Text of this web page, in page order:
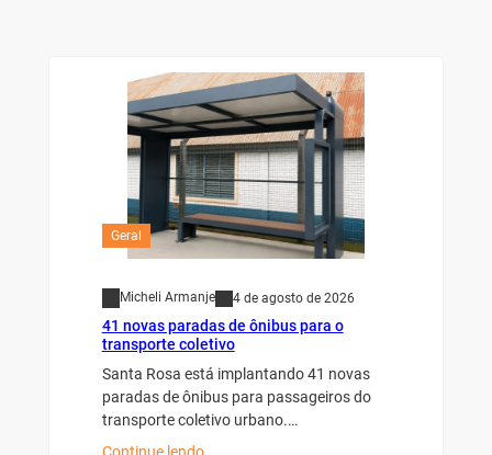
Geral
Micheli Armanje 4 de agosto de 2026
41 novas paradas de ônibus para o
transporte coletivo
Santa Rosa está implantando 41 novas
paradas de ônibus para passageiros do
transporte coletivo urbano.…